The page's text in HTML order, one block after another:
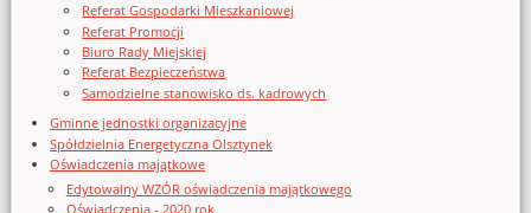
Referat Gospodarki Mieszkaniowej
Referat Promocji
Biuro Rady Miejskiej
Referat Bezpieczeństwa
Samodzielne stanowisko ds. kadrowych
Gminne jednostki organizacyjne
Spółdzielnia Energetyczna Olsztynek
Oświadczenia majątkowe
Edytowalny WZÓR oświadczenia majątkowego
Oświadczenia - 2020 rok